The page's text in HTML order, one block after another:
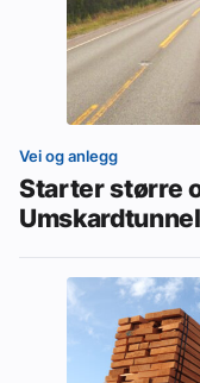
Vei og anlegg
Starter større